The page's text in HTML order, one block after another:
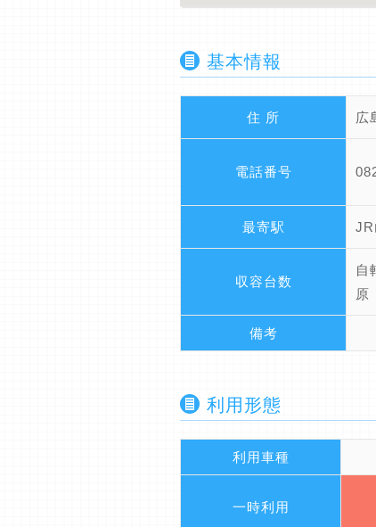
基本情報
住 所 広
電話番号
最寄駅 JR
収容台数
自
原
備考
利用形態
利用車種
一時利用